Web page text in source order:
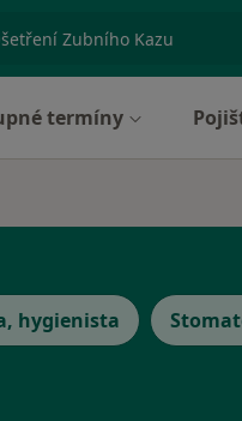
nemoc nebo
termíny
hygienista